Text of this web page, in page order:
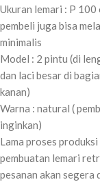
Ukuran lemari : P 100
pembeli juga bisa
minimalis
Model : 2 pintu (di
dan laci besar di
kanan)
Warna : natural (
inginkan)
Lama proses
pembuatan lemari
pesanan akan